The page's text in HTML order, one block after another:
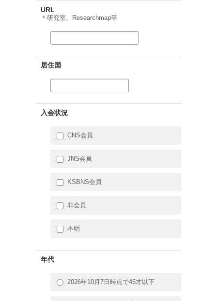
URL
＊研究室、Researchmap等
居住国
入会状況
CNS会員
JNS会員
KSBNS会員
非会員
不明
年代
2026年10月7日時点で45才以下